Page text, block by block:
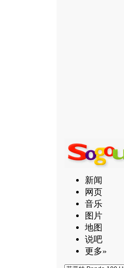
新闻
网页
音乐
图片
地图
说吧
更多»